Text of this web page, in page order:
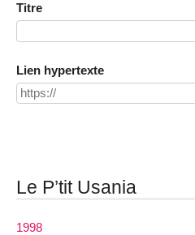
Titre
Lien hypertexte
Le P’tit Usania
1998